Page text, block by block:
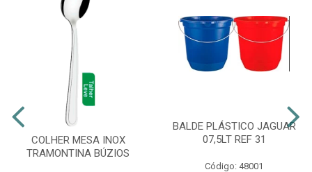
COLHER MESA INOX
TRAMONTINA BÚZIOS
BALDE PLÁSTICO JAGUAR
07,5LT REF 31
Código: 48001